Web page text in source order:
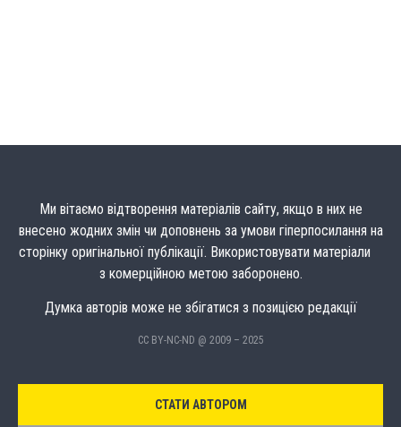
Ми вітаємо відтворення матеріалів сайту, якщо в них не
внесено жодних змін чи доповнень за умови гіперпосилання на
сторінку оригінальної публікації. Використовувати матеріали
з комерційною метою заборонено.
Думка авторів може не збігатися з позицією редакції
CC BY-NC-ND @ 2009 – 2025
СТАТИ АВТОРОМ